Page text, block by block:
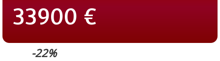
33900 €
-22%